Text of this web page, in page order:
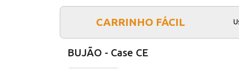
CARRINHO FÁCIL
BUJÃO - Case CE